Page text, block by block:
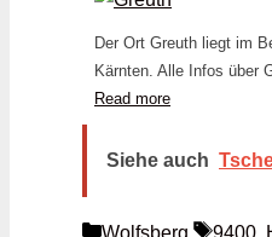
Der Ort Greuth liegt im
Kärnten. Alle Infos über
Read more
Siehe auch
Kategorien
Wolfsberg 9400